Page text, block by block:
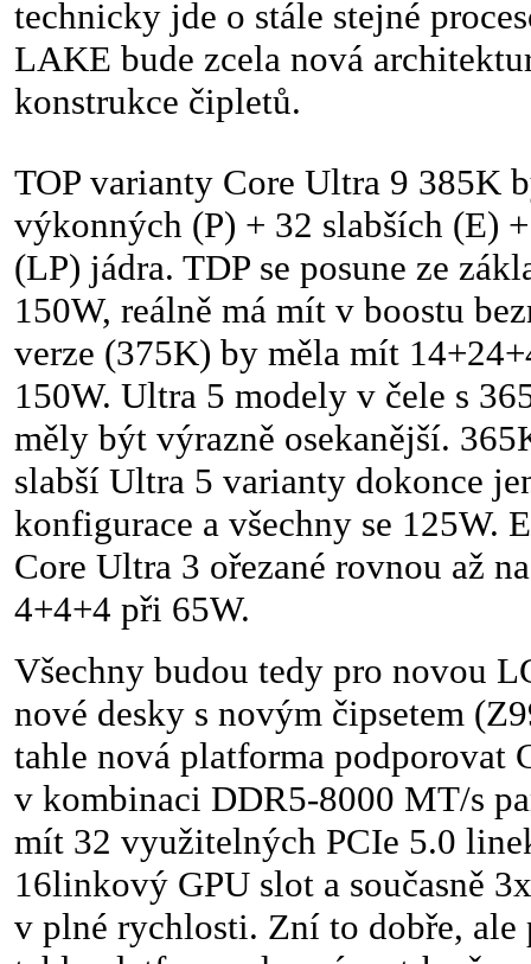
technicky jde o stále stejné
LAKE bude zcela nová
konstrukce čipletů.
TOP varianty Core Ultra 9 385K
výkonných (P) + 32 slabších (E)
(LP) jádra. TDP se posune ze
150W, reálně má mít v boostu
verze (375K) by měla mít
150W. Ultra 5 modely v čele s
měly být výrazně osekanější.
slabší Ultra 5 varianty dokonce
konfigurace a všechny se 125W.
Core Ultra 3 ořezané rovnou až
4+4+4 při 65W.
Všechny budou tedy pro novou
nové desky s novým čipsetem
tahle nová platforma podporovat
v kombinaci DDR5-8000 MT/s
mít 32 využitelných PCIe 5.0
16linkový GPU slot a současně
v plné rychlosti. Zní to dobře, ale